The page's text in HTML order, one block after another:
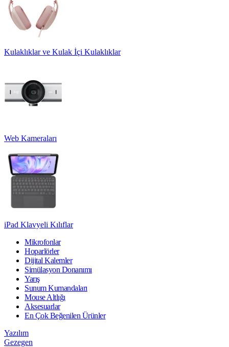
Kulaklıklar ve Kulak İçi Kulaklıklar
Web Kameraları
iPad Klavyeli Kılıflar
Mikrofonlar
Hoparlörler
Dijital Kalemler
Simülasyon Donanımı
Yarış
Sunum Kumandaları
Mouse Altlığı
Aksesuarlar
En Çok Beğenilen Ürünler
Yazılım
Gezegen